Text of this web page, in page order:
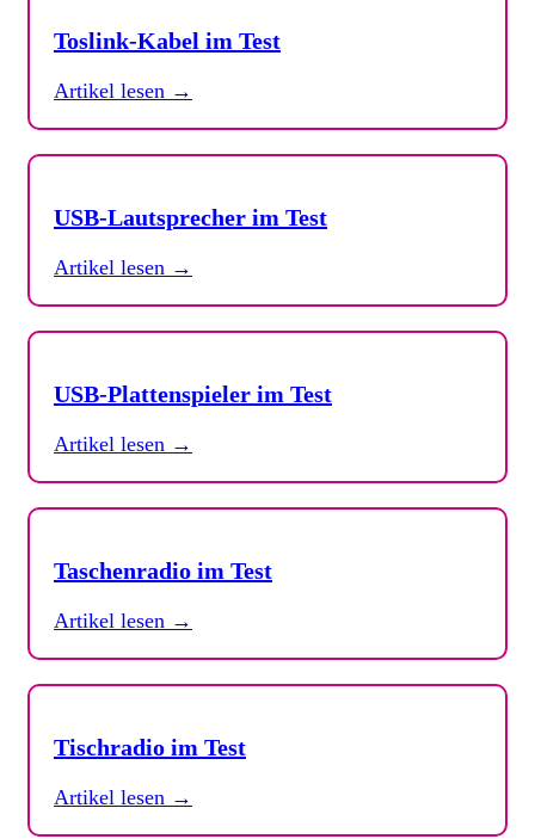
Toslink-Kabel im Test
Artikel lesen →
USB-Lautsprecher im Test
Artikel lesen →
USB-Plattenspieler im Test
Artikel lesen →
Taschenradio im Test
Artikel lesen →
Tischradio im Test
Artikel lesen →